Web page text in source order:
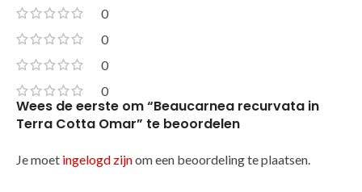
0
0
0
0
Wees de eerste om “Beaucarnea recurvata in
Terra Cotta Omar” te beoordelen
Je moet ingelogd zijnom een beoordeling te plaatsen.